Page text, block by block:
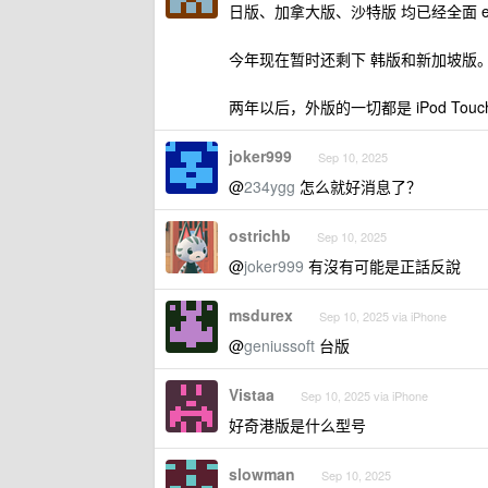
日版、加拿大版、沙特版 均已经全面
今年现在暂时还剩下 韩版和新加坡版。
两年以后，外版的一切都是 iPod
joker999 Sep 10, 2025
@234ygg 怎么就好消息了？
ostrichb Sep 10, 2025
@joker999 有沒有可能是正話反說
msdurex Sep 10, 2025 via iPhone
@geniussoft 台版
Vistaa Sep 10, 2025 via iPhone
好奇港版是什么型号
slowman Sep 10, 2025